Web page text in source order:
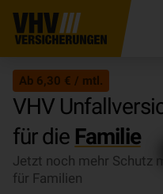
Ab 6,30 € / mtl.
VHV
für die Familie
Jetzt noch mehr Schutz
für Familien